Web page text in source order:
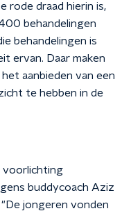
rode draad hierin is,
behandelingen
behandelingen is
ervan. Daar maken
aanbieden van een
te hebben in de
voorlichting
buddycoach Aziz
jongeren vonden